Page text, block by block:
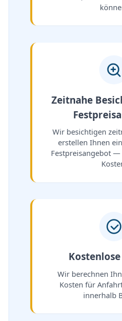
Zeitnahe
Wir besichtigen
erstellen Ihnen
Festpreisangebot —
Wir berechnen
Kosten für
innerhalb